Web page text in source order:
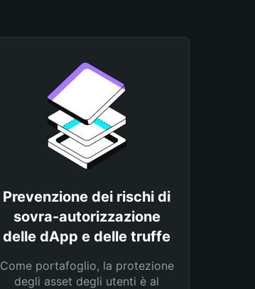
Prevenzione dei rischi di
sovra-autorizzazione
delle dApp e delle truffe
Come portafoglio, la protezione
degli asset degli utenti è al